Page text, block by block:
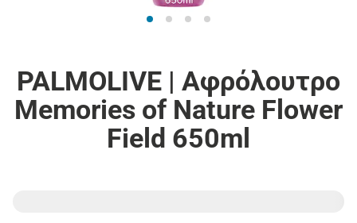
PALMOLIVE | Αφρόλουτρο
Memories of Nature Flower
Field 650ml